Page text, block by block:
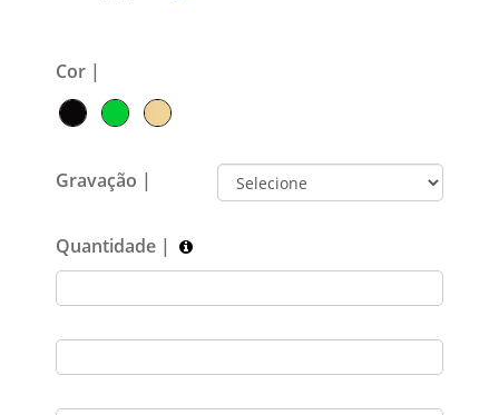
Cor |
Gravação |
Quantidade |